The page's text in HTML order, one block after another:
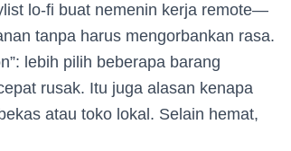
lo-fi buat nemenin kerja remote—
tanpa harus mengorbankan rasa.
lebih pilih beberapa barang
rusak. Itu juga alasan kenapa
atau toko lokal. Selain hemat,